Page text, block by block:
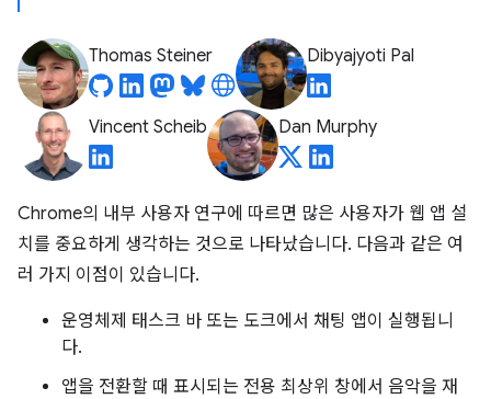
Thomas Steiner Dibyajyoti Pal
Vincent Scheib Dan Murphy
Chrome의 내부 사용자 연구에 따르면 많은 사용자가 웹 앱 설
치를 중요하게 생각하는 것으로 나타났습니다. 다음과 같은 여
러 가지 이점이 있습니다.
운영체제 태스크 바 또는 도크에서 채팅 앱이 실행됩니
다.
앱을 전환할 때 표시되는 전용 최상위 창에서 음악을 재